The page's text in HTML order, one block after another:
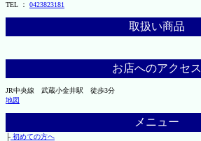
TEL ： 0423823181
取扱い商品
お店へのアクセス
JR中央線 武蔵小金井駅 徒歩3分
地図
メニュー
├初めての方へ